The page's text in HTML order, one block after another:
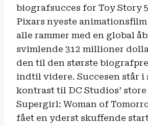
biografsucces for Toy Story
Pixars nyeste
alle rammer med en global
svimlende 312 millioner
den til den største
indtil videre. Succesen står i
kontrast til DC Studios’
Supergirl: Woman of
fået en yderst skuffende